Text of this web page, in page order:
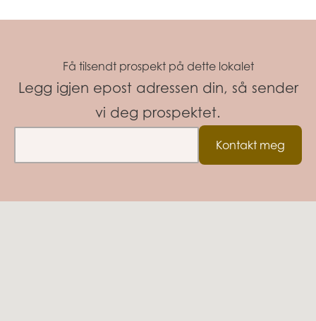
Få tilsendt prospekt på dette lokalet
Legg igjen epost adressen din, så sender
vi deg prospektet.